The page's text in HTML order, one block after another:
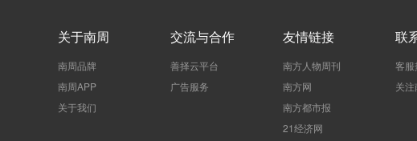
关于南周
南周品牌
南周APP
关于我们
交流与合作
善择云平台
广告服务
友情链接
南方人物周刊
南方网
南方都市报
21经济网
联
客服
关